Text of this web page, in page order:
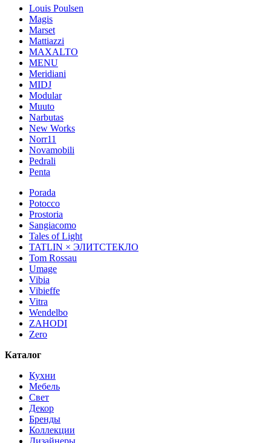
Louis Poulsen
Magis
Marset
Mattiazzi
MAXALTO
MENU
Meridiani
MIDJ
Modular
Muuto
Narbutas
New Works
Norr11
Novamobili
Pedrali
Penta
Porada
Potocco
Prostoria
Sangiacomo
Tales of Light
TATLIN × ЭЛИТСТЕКЛО
Tom Rossau
Umage
Vibia
Vibieffe
Vitra
Wendelbo
ZAHODI
Zero
Каталог
Кухни
Мебель
Свет
Декор
Бренды
Коллекции